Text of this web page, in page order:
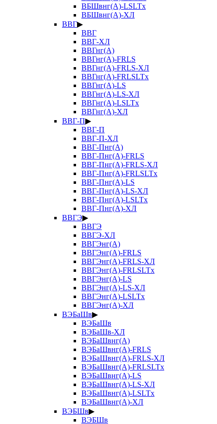
ВБШвнг(А)-LSLTx
ВБШвнг(А)-ХЛ
ВВГ▶
ВВГ
ВВГ-ХЛ
ВВГнг(А)
ВВГнг(А)-FRLS
ВВГнг(А)-FRLS-ХЛ
ВВГнг(А)-FRLSLTx
ВВГнг(А)-LS
ВВГнг(А)-LS-ХЛ
ВВГнг(А)-LSLTx
ВВГнг(А)-ХЛ
ВВГ-П▶
ВВГ-П
ВВГ-П-ХЛ
ВВГ-Пнг(А)
ВВГ-Пнг(А)-FRLS
ВВГ-Пнг(А)-FRLS-ХЛ
ВВГ-Пнг(А)-FRLSLTx
ВВГ-Пнг(А)-LS
ВВГ-Пнг(А)-LS-ХЛ
ВВГ-Пнг(А)-LSLTx
ВВГ-Пнг(А)-ХЛ
ВВГЭ▶
ВВГЭ
ВВГЭ-ХЛ
ВВГЭнг(А)
ВВГЭнг(А)-FRLS
ВВГЭнг(А)-FRLS-ХЛ
ВВГЭнг(А)-FRLSLTx
ВВГЭнг(А)-LS
ВВГЭнг(А)-LS-ХЛ
ВВГЭнг(А)-LSLTx
ВВГЭнг(А)-ХЛ
ВЭБаШв▶
ВЭБаШв
ВЭБаШв-ХЛ
ВЭБаШвнг(А)
ВЭБаШвнг(А)-FRLS
ВЭБаШвнг(А)-FRLS-ХЛ
ВЭБаШвнг(А)-FRLSLTx
ВЭБаШвнг(А)-LS
ВЭБаШвнг(А)-LS-ХЛ
ВЭБаШвнг(А)-LSLTx
ВЭБаШвнг(А)-ХЛ
ВЭБШв▶
ВЭБШв